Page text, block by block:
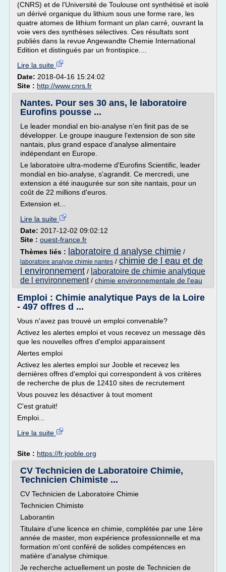
(CNRS) et de l'Université de Toulouse ont synthétisé et isolé
un dérivé organique du lithium sous une forme rare, les
quatre atomes de lithium formant un plan carré, ouvrant la
voie vers des synthèses sélectives. Ces résultats sont
publiés dans la revue Angewandte Chemie International
Edition et distingués par un frontispice....
Lire la suite
Date: 2018-04-16 15:24:02
Site : http://www.cnrs.fr
Nantes. Pour ses 30 ans, le laboratoire
Eurofins pousse ...
Le leader mondial en bio-analyse n'en finit pas de se
développer. Le groupe inaugure l'extension de son site
nantais, plus grand espace d'analyse alimentaire
indépendant en Europe.
Le laboratoire ultra-moderne d'Eurofins Scientific, leader
mondial en bio-analyse, s'agrandit. Ce mercredi, une
extension a été inaugurée sur son site nantais, pour un
coût de 22 millions d'euros.
Extension et...
Lire la suite
Date: 2017-12-02 09:02:12
Site : ouest-france.fr
Thèmes liés : laboratoire d analyse chimie /
laboratoire analyse chimie nantes / chimie de l eau et de
l environnement / laboratoire de chimie analytique
de l environnement/ chimie environnementale de l'eau
Emploi : Chimie analytique Pays de la Loire
- 497 offres d ...
Vous n'avez pas trouvé un emploi convenable?
Activez les alertes emploi et vous recevez un message dès
que les nouvelles offres d'emploi apparaissent
Alertes emploi
Activez les alertes emploi sur Jooble et recevez les
dernières offres d'emploi qui correspondent à vos critères
de recherche de plus de 12410 sites de recrutement
Vous pouvez les désactiver à tout moment
C'est gratuit!
Emploi...
Lire la suite
Site : https://fr.jooble.org
CV Technicien de Laboratoire Chimie,
Technicien Chimiste ...
CV Technicien de Laboratoire Chimie
Technicien Chimiste
Laborantin
Titulaire d'une licence en chimie, complétée par une 1ère
année de master, mon expérience professionnelle et ma
formation m'ont conféré de solides compétences en
matière d'analyse chimique.
Je recherche actuellement un poste de Technicien de